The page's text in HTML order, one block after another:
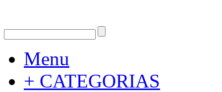
Menu
+ CATEGORIAS